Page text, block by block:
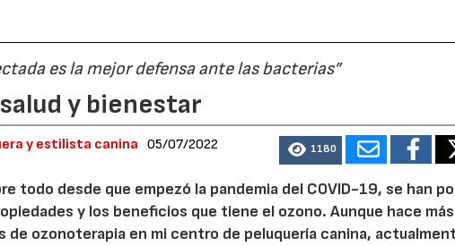
es la mejor defensa ante las bacterias”
y bienestar
y estilista canina 05/07/2022 1180
todo desde que empezó la pandemia del COVID-19, se han
y los beneficios que tiene el ozono. Aunque hace
ozonoterapia en mi centro de peluquería canina,